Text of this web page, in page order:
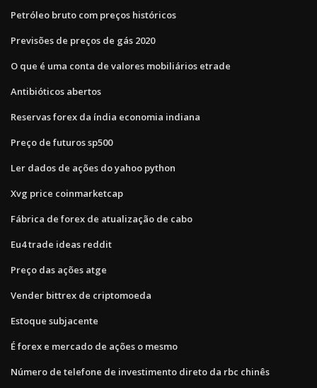
Petróleo bruto com preços históricos
Previsões de preços de gás 2020
O que é uma conta de valores mobiliários etrade
Antibióticos abertos
Reservas forex da índia economia indiana
Preço de futuros sp500
Ler dados de ações do yahoo python
Xvg price coinmarketcap
Fábrica de forex de atualização de cabo
Eu4 trade ideas reddit
Preço das ações atge
Vender bittrex de criptomoeda
Estoque subjacente
É forex e mercado de ações o mesmo
Número de telefone de investimento direto da rbc chinês